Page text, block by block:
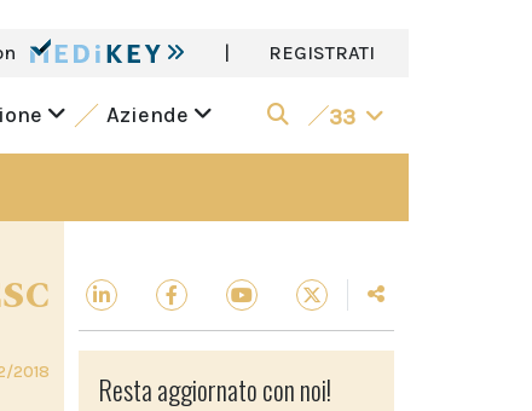
| REGISTRATI
Aziende 33
2018 Resta aggiornato con noi!